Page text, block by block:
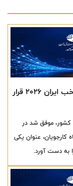
شرکت مخابرات ایران در جمع کارفرمایان منتخب ایران ۲۰۲۶ قرار
کشور، موفق شد در
قرار گیرد و از نگاه کارجویان، عنوان یکی
به دست آورد.